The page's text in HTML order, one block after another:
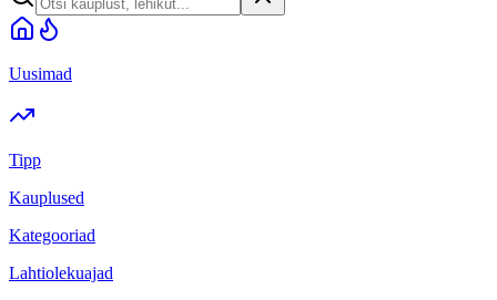
Uusimad
Tipp
Kauplused
Kategooriad
Lahtiolekuajad